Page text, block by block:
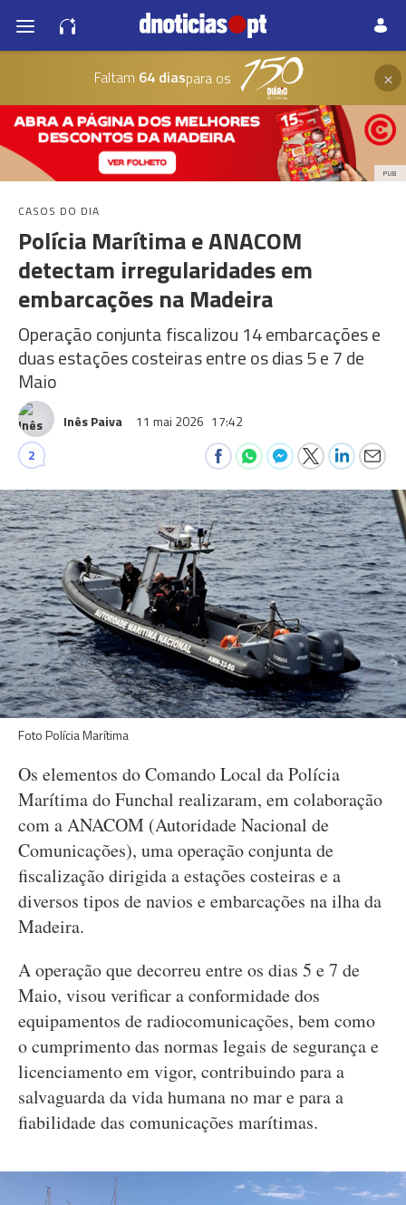
Faltam 64 diaspara os ×
PUB
CASOS DO DIA
Polícia Marítima e ANACOM
detectam irregularidades em
embarcações na Madeira
Operação conjunta fiscalizou 14 embarcações e
duas estações costeiras entre os dias 5 e 7 de
Maio
Inês Paiva 11 mai 2026 17:42
2
Foto Polícia Marítima
Os elementos do Comando Local da Polícia
Marítima do Funchal realizaram, em colaboração
com a ANACOM (Autoridade Nacional de
Comunicações), uma operação conjunta de
fiscalização dirigida a estações costeiras e a
diversos tipos de navios e embarcações na ilha da
Madeira.
A operação que decorreu entre os dias 5 e 7 de
Maio, visou verificar a conformidade dos
equipamentos de radiocomunicações, bem como
o cumprimento das normas legais de segurança e
licenciamento em vigor, contribuindo para a
salvaguarda da vida humana no mar e para a
fiabilidade das comunicações marítimas.